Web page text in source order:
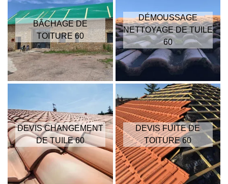
BÂCHAGE DE
TOITURE 60
DÉMOUSSAGE
NETTOYAGE DE TUILE
60
DEVIS CHANGEMENT
DE TUILE 60
DEVIS FUITE DE
TOITURE 60